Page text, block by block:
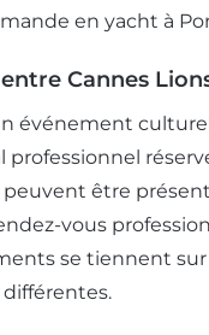
en yacht à
Cannes
événement
professionnel
être
vous
se tiennent